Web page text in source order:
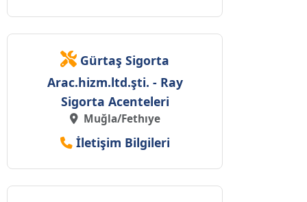
Gürtaş Sigorta
Arac.hizm.ltd.şti. - Ray
Sigorta Acenteleri
Muğla/Fethıye
İletişim Bilgileri